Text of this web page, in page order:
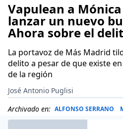
Vapulean a
lanzar un nuevo
Ahora sobre el
La portavoz de Más Madrid
delito a pesar de que existe
de la región
José Antonio Puglisi
Archivado en: ALFONSO SERRANO